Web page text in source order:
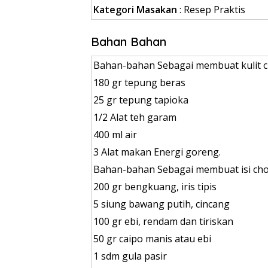
Kategori Masakan : Resep Praktis
Bahan Bahan
Bahan-bahan Sebagai membuat kulit
180 gr tepung beras
25 gr tepung tapioka
1/2 Alat teh garam
400 ml air
3 Alat makan Energi goreng.
Bahan-bahan Sebagai membuat isi
200 gr bengkuang, iris tipis
5 siung bawang putih, cincang
100 gr ebi, rendam dan tiriskan
50 gr caipo manis atau ebi
1 sdm gula pasir